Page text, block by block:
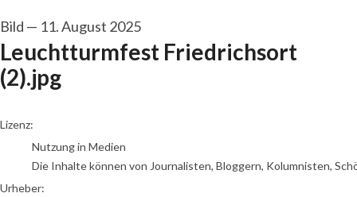
Bild — 11. August 2025
Leuchtturmfest Friedrichsort
(2).jpg
Jan-Michael Böckmann
Lizenz:
Nutzung in Medien
Die Inhalte können von Journalisten, Bloggern, Kolumnisten,
Urheber: